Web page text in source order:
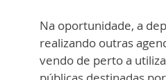
Na oportunidade, a
realizando outras
vendo de perto a